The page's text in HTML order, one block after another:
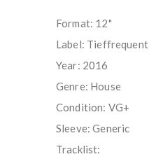
Format: 12"
Label: Tieffrequent
Year: 2016
Genre: House
Condition: VG+
Sleeve: Generic
Tracklist: